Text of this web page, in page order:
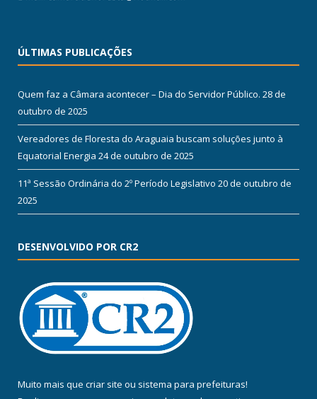
ÚLTIMAS PUBLICAÇÕES
Quem faz a Câmara acontecer – Dia do Servidor Público. 28 de
outubro de 2025
Vereadores de Floresta do Araguaia buscam soluções junto à
Equatorial Energia 24 de outubro de 2025
11ª Sessão Ordinária do 2º Período Legislativo 20 de outubro de
2025
DESENVOLVIDO POR CR2
Muito mais que criar site ou sistema para prefeituras!